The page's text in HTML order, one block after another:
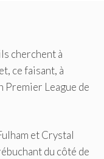
cherchent à
ce faisant, à
League de
et Crystal
du côté de